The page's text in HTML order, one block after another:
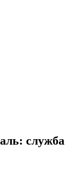
служба